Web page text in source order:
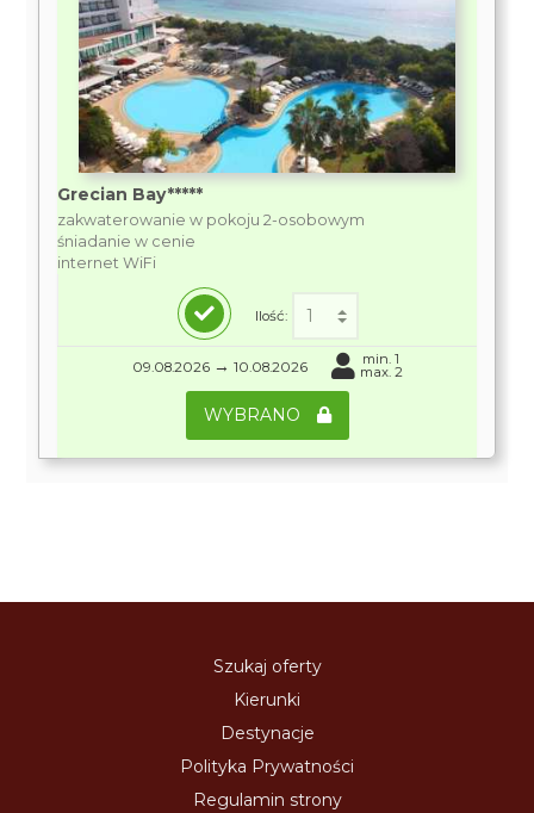
Grecian Bay*****
zakwaterowanie w pokoju 2-osobowym
śniadanie w cenie
internet WiFi
Ilość:
09.08.2026 → 10.08.2026 min. 1
max. 2
WYBRANO
Szukaj oferty
Kierunki
Destynacje
Polityka Prywatności
Regulamin strony